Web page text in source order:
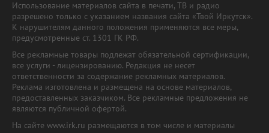
Использование материалов сайта в печати, ТВ и радио
разрешено только с указанием названия сайта «Твой Иркутск».
К нарушителям данного положения применяются все меры,
предусмотренные ст. 1301 ГК РФ.
Все рекламные товары подлежат обязательной сертификации,
все услуги - лицензированию. Редакция не несет
ответственности за содержание рекламных материалов.
Реклама изготовлена и размещена на основе материалов,
предоставленных заказчиком. Все рекламные предложения не
являются публичной офертой.
На сайте www.irk.ru размещаются в том числе и материалы